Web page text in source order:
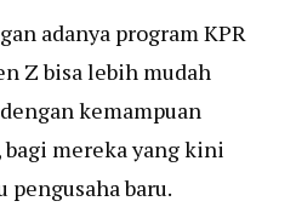
adanya program KPR
Z bisa lebih mudah
kemampuan
mereka yang kini
pengusaha baru.